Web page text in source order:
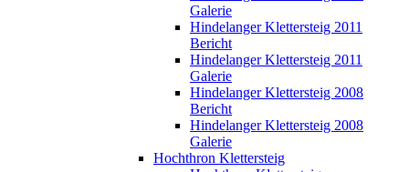
Galerie
Hindelanger Klettersteig 2011
Bericht
Hindelanger Klettersteig 2011
Galerie
Hindelanger Klettersteig 2008
Bericht
Hindelanger Klettersteig 2008
Galerie
Hochthron Klettersteig